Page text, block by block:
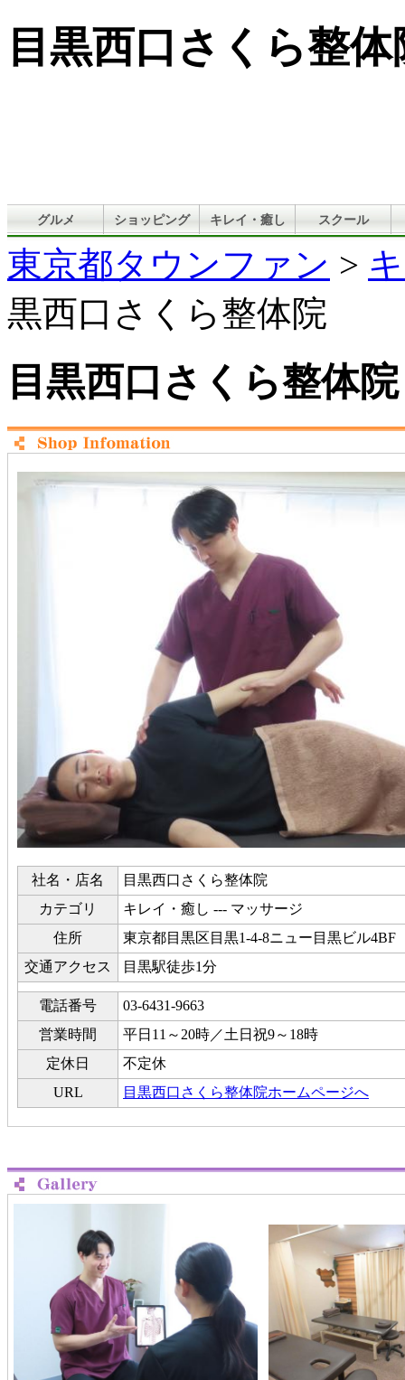
目黒西口さくら整
グルメ ショッピング キレイ・癒し スクール
東京都タウンファン >
黒西口さくら整体院
目黒西口さくら整体院
社名・店名
目黒西口さくら整体院
カテゴリ
キレイ・癒し --- マッサージ
住所
東京都目黒区目黒1-4-8ニュー目黒ビル4BF
交通アクセス
目黒駅徒歩1分
電話番号
03-6431-9663
営業時間
平日11～20時／土日祝9～18時
定休日
不定休
URL
目黒西口さくら整体院ホームページへ